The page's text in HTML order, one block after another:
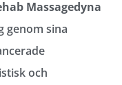
Massagedyna
genom sina
och